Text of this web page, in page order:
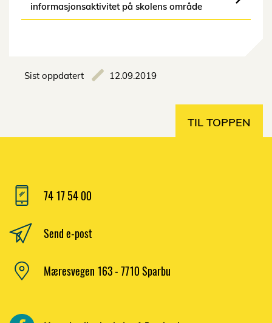
informasjonsaktivitet på skolens område
Sist oppdatert 12.09.2019
TIL TOPPEN
74 17 54 00
Send e-post
Mæresvegen 163 - 7710 Sparbu